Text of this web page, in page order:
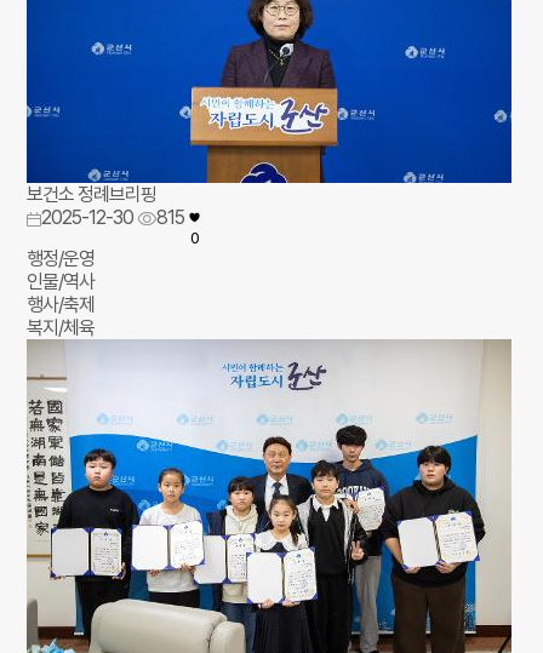
보건소 정례브리핑
2025-12-30
815
0
행정/운영
인물/역사
행사/축제
복지/체육